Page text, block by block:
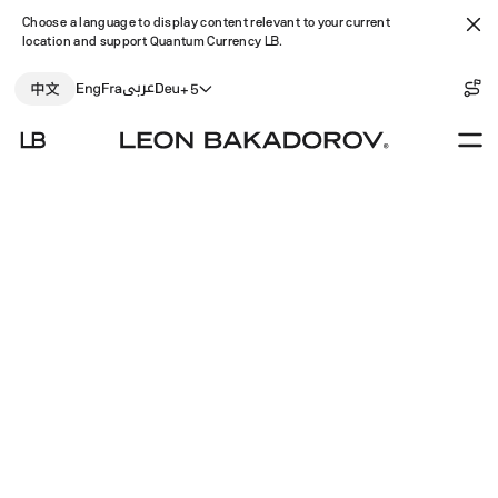
Choose a language to display content relevant to your current
location and support Quantum Currency LB.
+5
年第